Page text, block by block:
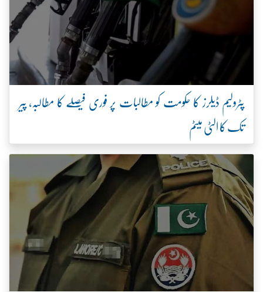
پٹرولیم ڈیلرز کا حکومت کو مطالبات پر فوری فیصلے کا مطالبہ، پیر
تک کا الٹی میٹم